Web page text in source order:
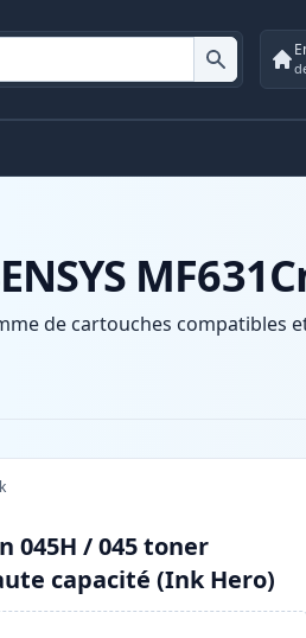
de cartouches compatibles
045H / 045 toner
capacité (Ink Hero)